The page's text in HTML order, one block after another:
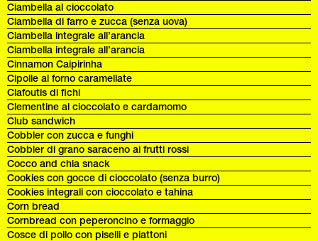
Ciambella al cioccolato
Ciambella di farro e zucca (senza uova)
Ciambella integrale all’arancia
Ciambella integrale all’arancia
Cinnamon Caipirinha
Cipolle al forno caramellate
Clafoutis di fichi
Clementine al cioccolato e cardamomo
Club sandwich
Cobbler con zucca e funghi
Cobbler di grano saraceno ai frutti rossi
Cocco and chia snack
Cookies con gocce di cioccolato (senza burro)
Cookies integrali con cioccolato e tahina
Corn bread
Cornbread con peperoncino e formaggio
Cosce di pollo con piselli e piattoni